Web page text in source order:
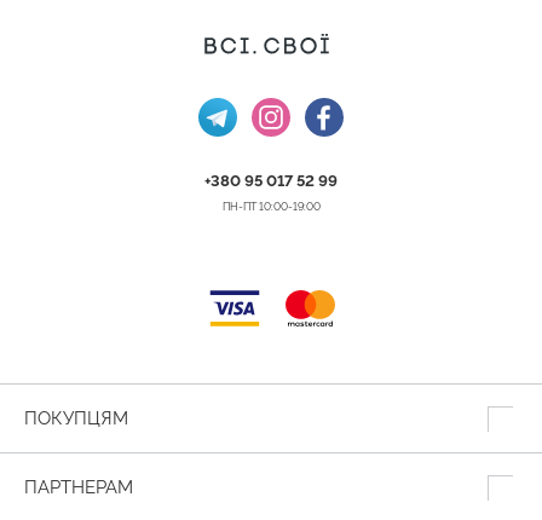
+380 95 017 52 99
ПН-ПТ 10:00-19:00
ПОКУПЦЯМ
ПАРТНЕРАМ